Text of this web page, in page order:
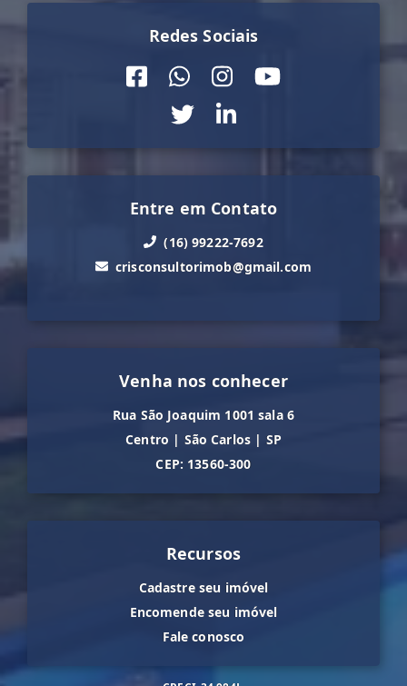
Redes Sociais
Entre em Contato
(16) 99222-7692
crisconsultorimob@gmail.com
Venha nos conhecer
Rua São Joaquim 1001 sala 6
Centro | São Carlos | SP
CEP: 13560-300
Recursos
Cadastre seu imóvel
Encomende seu imóvel
Fale conosco